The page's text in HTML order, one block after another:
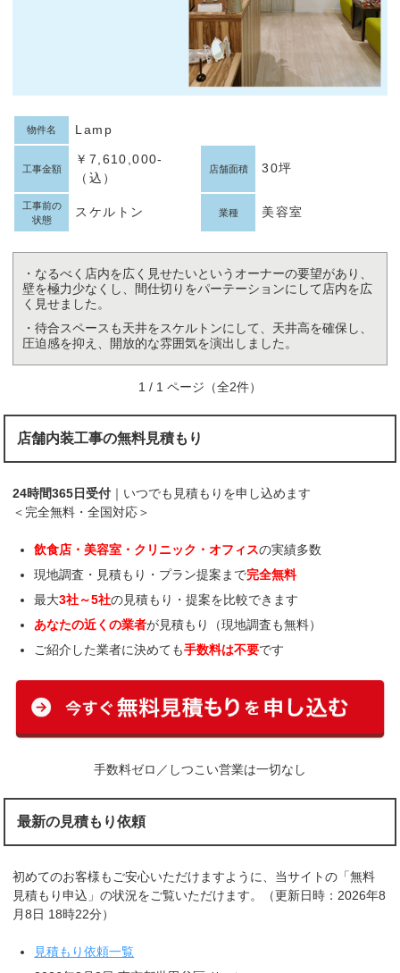
物件名 Lamp
工事金額
￥7,610,000-
（込）
店舗面積 30坪
工事前の
状態
スケルトン 業種 美容室
・なるべく店内を広く見せたいというオーナーの要望があり、
壁を極力少なくし、間仕切りをパーテーションにして店内を広
く見せました。
・待合スペースも天井をスケルトンにして、天井高を確保し、
圧迫感を抑え、開放的な雰囲気を演出しました。
1 / 1 ページ（全2件）
店舗内装工事の無料見積もり
24時間365日受付 ｜いつでも見積もりを申し込めます
＜完全無料・全国対応＞
飲食店・美容室・クリニック・オフィスの実績多数
現地調査・見積もり・プラン提案まで完全無料
最大3社～5社の見積もり・提案を比較できます
あなたの近くの業者が見積もり（現地調査も無料）
ご紹介した業者に決めても手数料は不要です
手数料ゼロ／しつこい営業は一切なし
最新の見積もり依頼
初めてのお客様もご安心いただけますように、当サイトの「無料
見積もり申込」の状況をご覧いただけます。（更新日時：2026年8
月8日 18時22分）
見積もり依頼一覧